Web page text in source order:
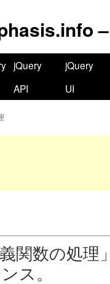
–
jQuery
API
jQuery
UI
関数の処理
ス。